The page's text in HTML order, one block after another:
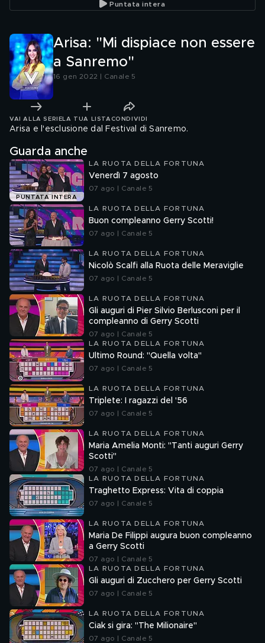
Puntata intera
Arisa: "Mi dispiace non essere
a Sanremo"
16 gen 2022 | Canale 5
VAI ALLA SERIE LA TUA LISTA CONDIVIDI
Arisa e l'esclusione dal Festival di Sanremo.
Guarda anche
PUNTATA INTERA
LA RUOTA DELLA FORTUNA
Venerdì 7 agosto
07 ago | Canale 5
LA RUOTA DELLA FORTUNA
Buon compleanno Gerry Scotti!
07 ago | Canale 5
LA RUOTA DELLA FORTUNA
Nicolò Scalfi alla Ruota delle Meraviglie
07 ago | Canale 5
LA RUOTA DELLA FORTUNA
Gli auguri di Pier Silvio Berlusconi per il
compleanno di Gerry Scotti
07 ago | Canale 5
LA RUOTA DELLA FORTUNA
Ultimo Round: "Quella volta"
07 ago | Canale 5
LA RUOTA DELLA FORTUNA
Triplete: I ragazzi del '56
07 ago | Canale 5
LA RUOTA DELLA FORTUNA
Maria Amelia Monti: "Tanti auguri Gerry
Scotti"
07 ago | Canale 5
LA RUOTA DELLA FORTUNA
Traghetto Express: Vita di coppia
07 ago | Canale 5
LA RUOTA DELLA FORTUNA
Maria De Filippi augura buon compleanno
a Gerry Scotti
07 ago | Canale 5
LA RUOTA DELLA FORTUNA
Gli auguri di Zucchero per Gerry Scotti
07 ago | Canale 5
LA RUOTA DELLA FORTUNA
Ciak si gira: "The Milionaire"
07 ago | Canale 5